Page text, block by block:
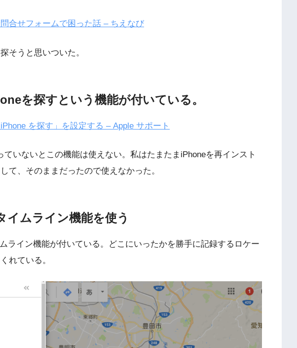
合せフォームで困った話 – ちえなび
そうと思いついた。
を探すという機能が付いている。
を探す」を設定する – Apple サポート
ていないとこの機能は使えない。私はたまたまiPhoneを再インスト
て、そのままだったので使えなかった。
イムライン機能を使う
ライン機能が付いている。どこにいったかを勝手に記録するロケー
れている。